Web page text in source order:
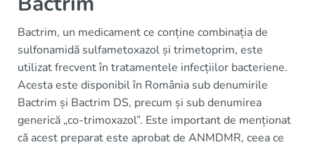
Bactrim, un medicament ce conține combinația de
sulfonamidă sulfametoxazol și trimetoprim, este
utilizat frecvent în tratamentele infecțiilor bacteriene.
Acesta este disponibil în România sub denumirile
Bactrim și Bactrim DS, precum și sub denumirea
generică „co-trimoxazol”. Este important de menționat
că acest preparat este aprobat de ANMDMR, ceea ce